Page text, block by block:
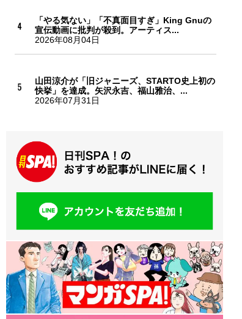
「やる気ない」「不真面目すぎ」King Gnuの
宣伝動画に批判が殺到。アーティス...
2026年08月04日
山田涼介が「旧ジャニーズ、STARTO史上初の
快挙」を達成。矢沢永吉、福山雅治、...
2026年07月31日